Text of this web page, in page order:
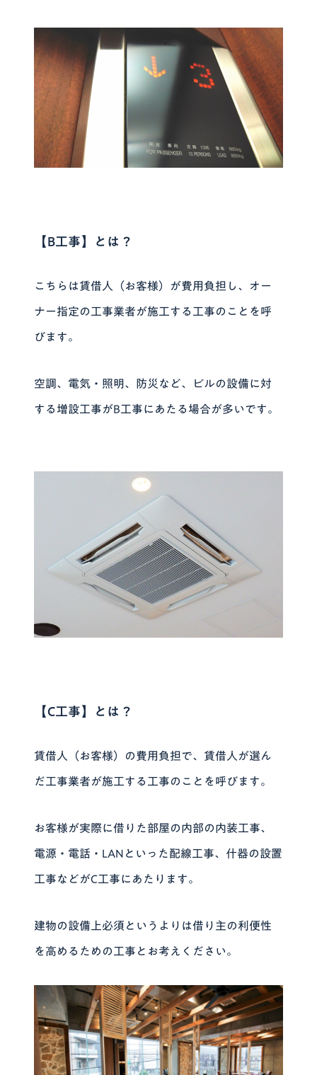
【B工事】とは？
こちらは賃借人（お客様）が費用負担し、オー
ナー指定の工事業者が施工する工事のことを呼
びます。
空調、電気・照明、防災など、ビルの設備に対
する増設工事がB工事にあたる場合が多いです。
【C工事】とは？
賃借人（お客様）の費用負担で、賃借人が選ん
だ工事業者が施工する工事のことを呼びます。
お客様が実際に借りた部屋の内部の内装工事、
電源・電話・LANといった配線工事、什器の設置
工事などがC工事にあたります。
建物の設備上必須というよりは借り主の利便性
を高めるための工事とお考えください。